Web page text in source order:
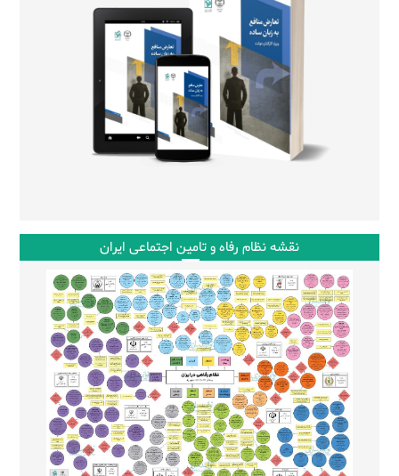
نقشه نظام رفاه و تامین اجتماعی ایران